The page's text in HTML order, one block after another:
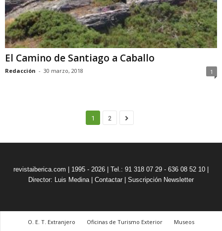
El Camino de Santiago a Caballo
Redacción - 30 marzo, 2018 1
1 2
revistaiberica.com | 1995 - 2026 | Tel.: 91 318 07 29 - 636 08 52 10 |
Director: Luis Medina| Contactar Suscripción Newsletter
O. E. T. Extranjero Oficinas de Turismo Exterior
Museos